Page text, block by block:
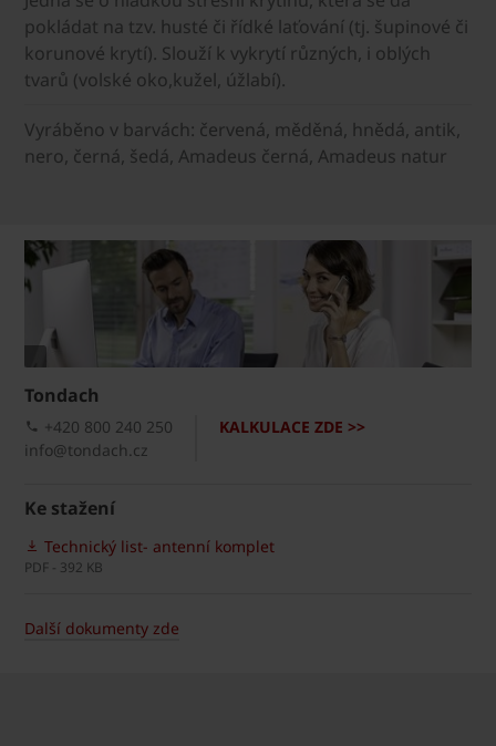
pokládat na tzv. husté či řídké laťování (tj. šupinové či
korunové krytí). Slouží k vykrytí různých, i oblých
tvarů (volské oko,kužel, úžlabí).
Vyráběno v barvách: červená, měděná, hnědá, antik,
nero, černá, šedá, Amadeus černá, Amadeus natur
Tondach
KALKULACE ZDE >>
+420 800 240 250
info@tondach.cz
Ke stažení
Technický list- antenní komplet
PDF - 392 KB
Další dokumenty zde